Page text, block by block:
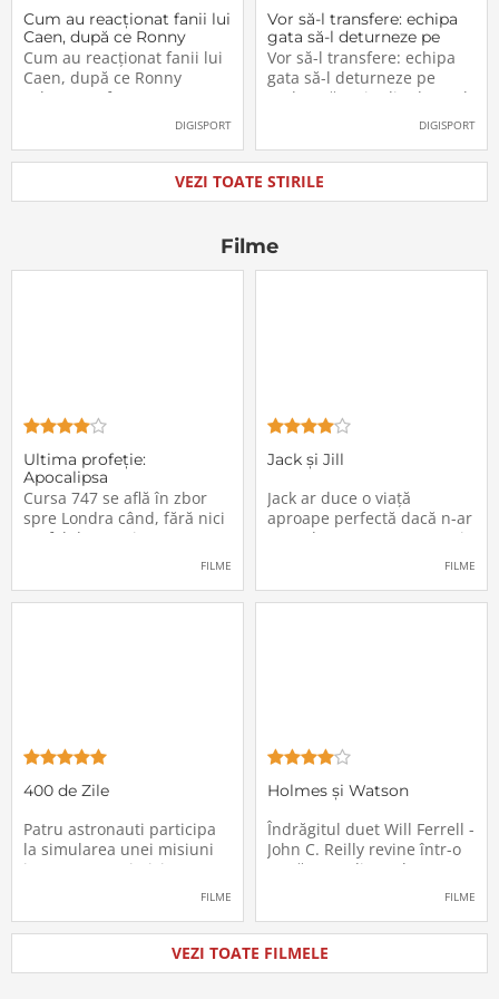
Cum au reacționat fanii lui
Caen, după ce Ronny
Labonne a fost prezentat
oficial la FCSB
Cum au reacționat fanii lui
Caen, după ce Ronny
Labonne a fost prezentat
DIGISPORT
Vor să-l transfere: echipa
gata să-l deturneze pe
Radu Drăgușin din drumul
către Juventus!
Vor să-l transfere: echipa
gata să-l deturneze pe
Radu Drăgușin din drumul
DIGISPORT
VEZI TOATE STIRILE
Filme
Ultima profeţie:
Apocalipsa
Cursa 747 se află în zbor
spre Londra când, fără nici
un fel de avertisment,
pasagerii încep să dispară
locurile lor. Teroarea și
FILME
Jack și Jill
Jack ar duce o viață
aproape perfectă dacă n-ar
avea de suportat o excepție
sărbători - sora lui
FILME
400 de Zile
Patru astronauti participa
la simularea unei misiuni
in care sunt trimisi pe o
psihologice pe care le are
calatoria in spatiu. Starea
mentala a astronautilor
FILME
Holmes și Watson
Îndrăgitul duet Will Ferrell -
John C. Reilly revine într-o
nouă comedie: Holmes &
Watson, povestea super-
Holmes și a asistentului
său, dr. Watson, inspirată
de romanul best-seller al
FILME
VEZI TOATE FILMELE